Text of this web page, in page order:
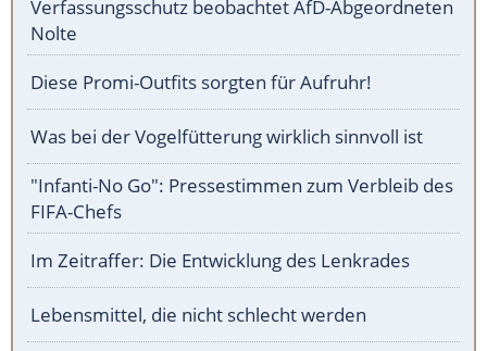
Verfassungsschutz beobachtet AfD-Abgeordneten
Nolte
Diese Promi-Outfits sorgten für Aufruhr!
Was bei der Vogelfütterung wirklich sinnvoll ist
"Infanti-No Go": Pressestimmen zum Verbleib des
FIFA-Chefs
Im Zeitraffer: Die Entwicklung des Lenkrades
Lebensmittel, die nicht schlecht werden